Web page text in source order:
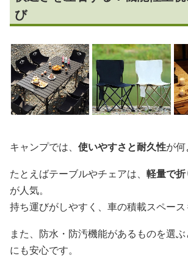
び
キャンプでは、 使いやすさと耐久性が何
たとえばテーブルやチェアは、 軽量で
が人気。
持ち運びがしやすく、車の積載スペース
また、防水・防汚機能があるものを選
にも安心です。